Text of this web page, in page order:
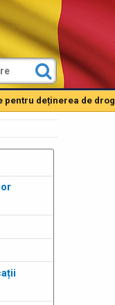
deținerea de droguri